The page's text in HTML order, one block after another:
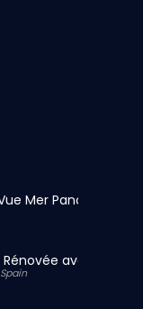
Mer Panoramique
avec Grand